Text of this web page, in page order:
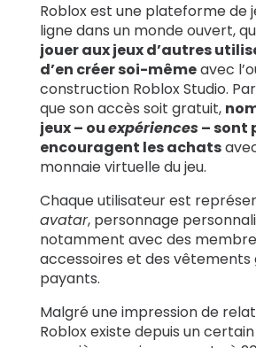
Roblox est une plateforme de
ligne dans un monde ouvert,
jouer aux jeux d’autres
d’en créer soi-mêmeavec
construction Roblox Studio.
que son accès soit gratuit,
jeux – ouexpériences– sont
encouragent les achats
monnaie virtuelle du jeu.
Chaque utilisateur est
avatar, personnage
notamment avec des
accessoires et des vêtements
payants.
Malgré une impression de
Roblox existe depuis un